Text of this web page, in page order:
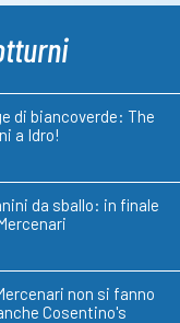
di biancoverde: The
a Idro!
da sballo: in finale
non si fanno
Cosentino's